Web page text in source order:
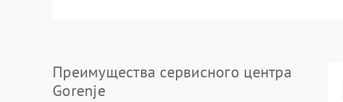
Преимущества сервисного центра
Gorenje